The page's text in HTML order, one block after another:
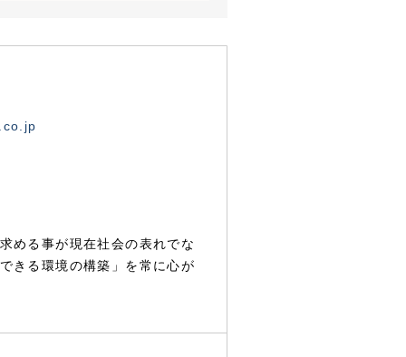
める事が現在社会の表れでな
きる環境の構築」を常に心が